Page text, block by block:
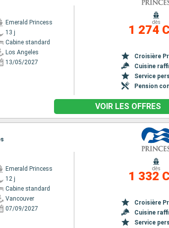
Emerald Princess
13 j
Cabine standard
Los Angeles
13/05/2027
dès
1 274
Croisière
Cuisine
Service
Pension
VOIR LES OFFRES
Emerald Princess
12 j
Cabine standard
Vancouver
07/09/2027
dès
1 332
Croisière
Cuisine
Service